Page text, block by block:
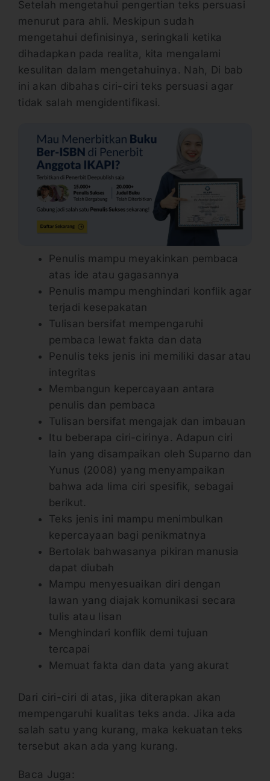
Setelah mengetahui pengertian teks persuasi
menurut para ahli. Meskipun sudah
mengetahui definisinya, seringkali ketika
dihadapkan pada realita, kita mengalami
kesulitan dalam mengetahuinya. Nah, Di bab
ini akan dibahas ciri-ciri teks persuasi agar
tidak salah mengidentifikasi.
Penulis mampu meyakinkan pembaca
atas ide atau gagasannya
Penulis mampu menghindari konflik agar
terjadi kesepakatan
Tulisan bersifat mempengaruhi
pembaca lewat fakta dan data
Penulis teks jenis ini memiliki dasar atau
integritas
Membangun kepercayaan antara
penulis dan pembaca
Tulisan bersifat mengajak dan imbauan
Itu beberapa ciri-cirinya. Adapun ciri
lain yang disampaikan oleh Suparno dan
Yunus (2008) yang menyampaikan
bahwa ada lima ciri spesifik, sebagai
berikut.
Teks jenis ini mampu menimbulkan
kepercayaan bagi penikmatnya
Bertolak bahwasanya pikiran manusia
dapat diubah
Mampu menyesuaikan diri dengan
lawan yang diajak komunikasi secara
tulis atau lisan
Menghindari konflik demi tujuan
tercapai
Memuat fakta dan data yang akurat
Dari ciri-ciri di atas, jika diterapkan akan
mempengaruhi kualitas teks anda. Jika ada
salah satu yang kurang, maka kekuatan teks
tersebut akan ada yang kurang.
Baca Juga: